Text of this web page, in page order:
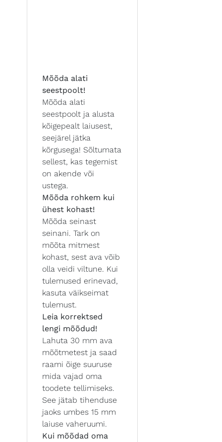
Mõõda alati
seestpoolt!
Mõõda alati
seestpoolt ja alusta
kõigepealt laiusest,
seejärel jätka
kõrgusega! Sõltumata
sellest, kas tegemist
on akende või
ustega.
Mõõda rohkem kui
ühest kohast!
Mõõda seinast
seinani. Tark on
mõõta mitmest
kohast, sest ava võib
olla veidi viltune. Kui
tulemused erinevad,
kasuta väikseimat
tulemust.
Leia korrektsed
lengi mõõdud!
Lahuta 30 mm ava
mõõtmetest ja saad
raami õige suuruse
mida vajad oma
toodete tellimiseks.
See jätab tihenduse
jaoks umbes 15 mm
laiuse vaheruumi.
Kui mõõdad oma